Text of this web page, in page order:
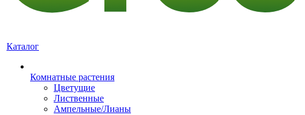
Каталог
Комнатные растения
Цветущие
Лиственные
Ампельные/Лианы